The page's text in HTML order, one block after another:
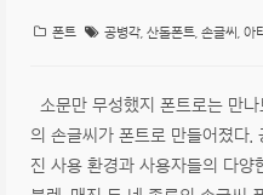
폰트 공병각 산돌폰트 손글씨 아
소문만 무성했지 폰트로는 만
의 손글씨가 폰트로 만들어졌다.
진 사용 환경과 사용자들의 다양